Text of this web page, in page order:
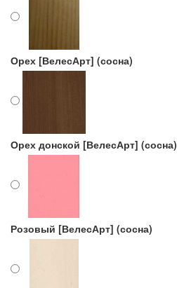
Орех [ВелесАрт] (сосна)
Орех донской [ВелесАрт] (сосна)
Розовый [ВелесАрт] (сосна)